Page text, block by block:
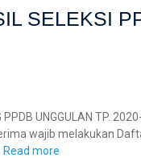
SELEKSI
PPDB UNGGULAN TP.
wajib melakukan
Read more